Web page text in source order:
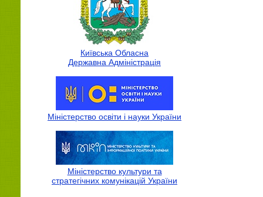
Київська Обласна
Державна Адмiнiстрацiя
Міністерство освіти і науки України
Міністерство культури та
стратегічних комунікацій України